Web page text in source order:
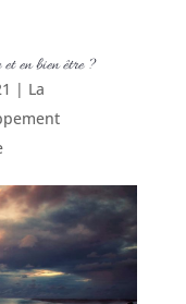
et en bien être ?
| La